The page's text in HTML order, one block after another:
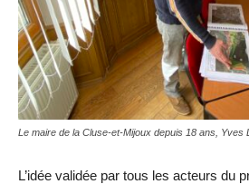
Le maire de la Cluse-et-Mijoux depuis 18 ans, Yves
L’idée validée par tous les acteurs du